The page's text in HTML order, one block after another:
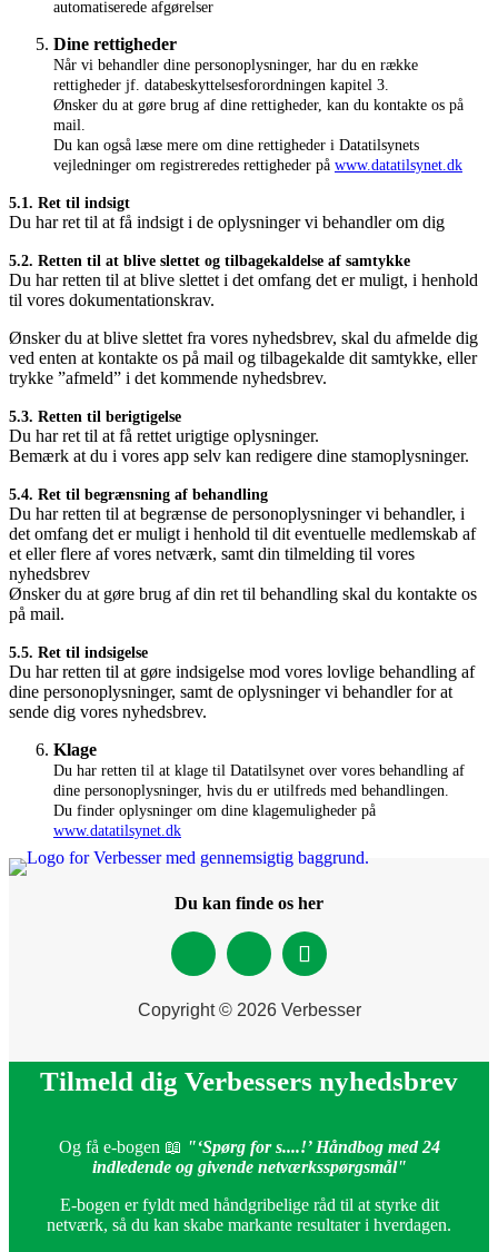
automatiserede afgørelser
Dine rettigheder
Når vi behandler dine personoplysninger, har du en række
rettigheder jf. databeskyttelsesforordningen kapitel 3.
Ønsker du at gøre brug af dine rettigheder, kan du kontakte os på
mail.
Du kan også læse mere om dine rettigheder i Datatilsynets
vejledninger om registreredes rettigheder på www.datatilsynet.dk
5.1. Ret til indsigt
Du har ret til at få indsigt i de oplysninger vi behandler om dig
5.2. Retten til at blive slettet og tilbagekaldelse af samtykke
Du har retten til at blive slettet i det omfang det er muligt, i henhold
til vores dokumentationskrav.
Ønsker du at blive slettet fra vores nyhedsbrev, skal du afmelde dig
ved enten at kontakte os på mail og tilbagekalde dit samtykke, eller
trykke ”afmeld” i det kommende nyhedsbrev.
5.3. Retten til berigtigelse
Du har ret til at få rettet urigtige oplysninger.
Bemærk at du i vores app selv kan redigere dine stamoplysninger.
5.4. Ret til begrænsning af behandling
Du har retten til at begrænse de personoplysninger vi behandler, i
det omfang det er muligt i henhold til dit eventuelle medlemskab af
et eller flere af vores netværk, samt din tilmelding til vores
nyhedsbrev
Ønsker du at gøre brug af din ret til behandling skal du kontakte os
på mail.
5.5. Ret til indsigelse
Du har retten til at gøre indsigelse mod vores lovlige behandling af
dine personoplysninger, samt de oplysninger vi behandler for at
sende dig vores nyhedsbrev.
Klage
Du har retten til at klage til Datatilsynet over vores behandling af
dine personoplysninger, hvis du er utilfreds med behandlingen.
Du finder oplysninger om dine klagemuligheder på
www.datatilsynet.dk
Du kan finde os her
Copyright © 2026 Verbesser
Tilmeld dig Verbessers nyhedsbrev
Og få e-bogen 📖 "‘Spørg for s....!’ Håndbog med 24
indledende og givende netværksspørgsmål"
E-bogen er fyldt med håndgribelige råd til at styrke dit
netværk, så du kan skabe markante resultater i hverdagen.